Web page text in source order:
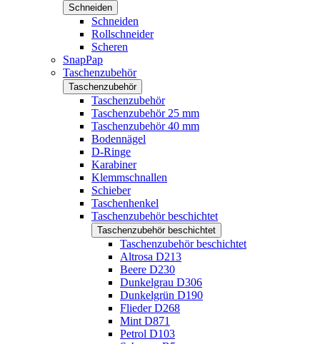
Schneiden
Schneiden
Rollschneider
Scheren
SnapPap
Taschenzubehör
Taschenzubehör
Taschenzubehör
Taschenzubehör 25 mm
Taschenzubehör 40 mm
Bodennägel
D-Ringe
Karabiner
Klemmschnallen
Schieber
Taschenhenkel
Taschenzubehör beschichtet
Taschenzubehör beschichtet
Taschenzubehör beschichtet
Altrosa D213
Beere D230
Dunkelgrau D306
Dunkelgrün D190
Flieder D268
Mint D871
Petrol D103